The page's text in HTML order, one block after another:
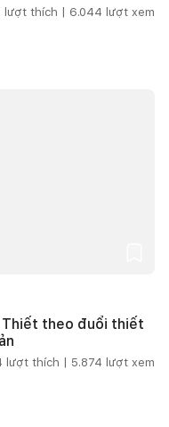
lượt thích | 6.044 lượt xem
Thiết theo đuổi thiết
lượt thích | 5.874 lượt xem